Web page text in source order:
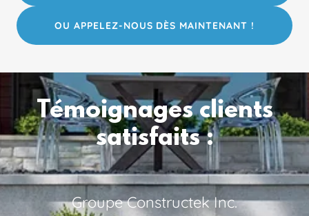
OU APPELEZ-NOUS DÈS MAINTENANT !
Témoignages clients
satisfaits :
Groupe Constructek Inc.